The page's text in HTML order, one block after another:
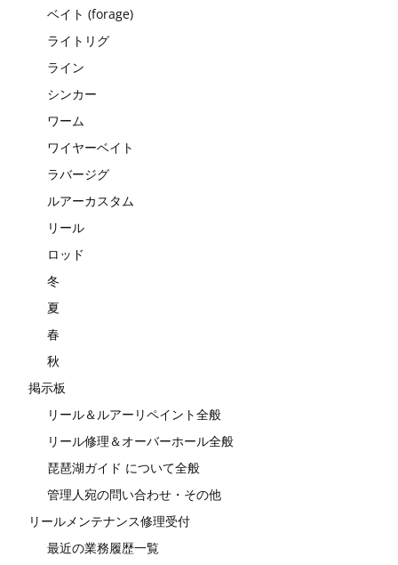
ベイト (forage)
ライトリグ
ライン
シンカー
ワーム
ワイヤーベイト
ラバージグ
ルアーカスタム
リール
ロッド
冬
夏
春
秋
掲示板
リール＆ルアーリペイント全般
リール修理＆オーバーホール全般
琵琶湖ガイド について全般
管理人宛の問い合わせ・その他
リールメンテナンス修理受付
最近の業務履歴一覧